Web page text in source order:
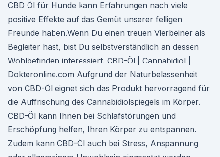
CBD Öl für Hunde kann Erfahrungen nach viele
positive Effekte auf das Gemüt unserer felligen
Freunde haben.Wenn Du einen treuen Vierbeiner als
Begleiter hast, bist Du selbstverständlich an dessen
Wohlbefinden interessiert. CBD-Öl | Cannabidiol |
Dokteronline.com Aufgrund der Naturbelassenheit
von CBD-Öl eignet sich das Produkt hervorragend für
die Auffrischung des Cannabidiolspiegels im Körper.
CBD-Öl kann Ihnen bei Schlafstörungen und
Erschöpfung helfen, Ihren Körper zu entspannen.
Zudem kann CBD-Öl auch bei Stress, Anspannung